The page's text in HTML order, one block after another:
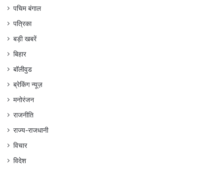
पचिम बंगाल
पत्रिका
बड़ी खबरें
बिहार
बॉलीवुड
ब्रेकिंग न्यूज़
मनोरंजन
राजनीति
राज्य-राजधानी
विचार
विदेश